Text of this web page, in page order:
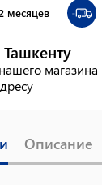
месяцев
магазина
Описание